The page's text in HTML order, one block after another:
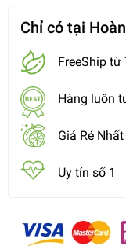
Chỉ có tại
FreeShip từ
Hàng luôn
Giá Rẻ Nhất
Uy tín số 1